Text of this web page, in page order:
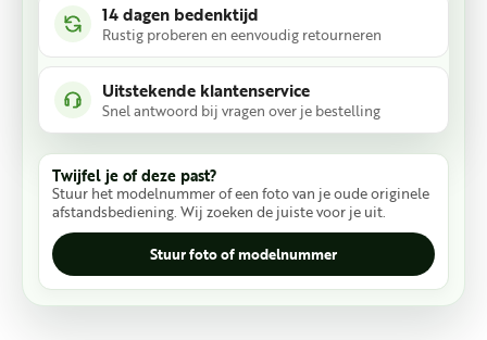
14 dagen bedenktijd
Rustig proberen en eenvoudig retourneren
Uitstekende klantenservice
Snel antwoord bij vragen over je bestelling
Twijfel je of deze past?
Stuur het modelnummer of een foto van je oude originele
afstandsbediening. Wij zoeken de juiste voor je uit.
Stuur foto of modelnummer